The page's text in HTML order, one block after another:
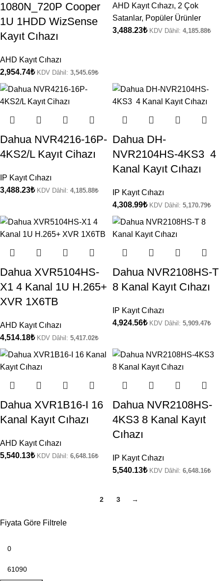
Fiyata Göre Filtrele
1080N_720P Cooper
1U 1HDD WizSense
Kayıt Cıhazı
AHD Kayıt Cıhazı
2,954.74₺ KDV Dâhil: 3,545.69₺
AHD Kayıt Cıhazı, 2 Çok
Satanlar, Popüler Ürünler
3,488.23₺ KDV Dâhil: 4,185.88₺
Dahua NVR4216-16P-
4KS2/L Kayıt Cihazı
IP Kayıt Cıhazı
3,488.23₺ KDV Dâhil: 4,185.88₺
Dahua DH-
NVR2104HS-4KS3 4
Kanal Kayıt Cıhazı
IP Kayıt Cıhazı
4,308.99₺ KDV Dâhil: 5,170.79₺
Dahua XVR5104HS-
X1 4 Kanal 1U H.265+
XVR 1X6TB
AHD Kayıt Cıhazı
4,514.18₺ KDV Dâhil: 5,417.02₺
Dahua NVR2108HS-T
8 Kanal Kayıt Cıhazı
IP Kayıt Cıhazı
4,924.56₺ KDV Dâhil: 5,909.47₺
Dahua XVR1B16-I 16
Kanal Kayıt Cıhazı
AHD Kayıt Cıhazı
5,540.13₺ KDV Dâhil: 6,648.16₺
Dahua NVR2108HS-
4KS3 8 Kanal Kayıt
Cıhazı
IP Kayıt Cıhazı
5,540.13₺ KDV Dâhil: 6,648.16₺
2 3 →